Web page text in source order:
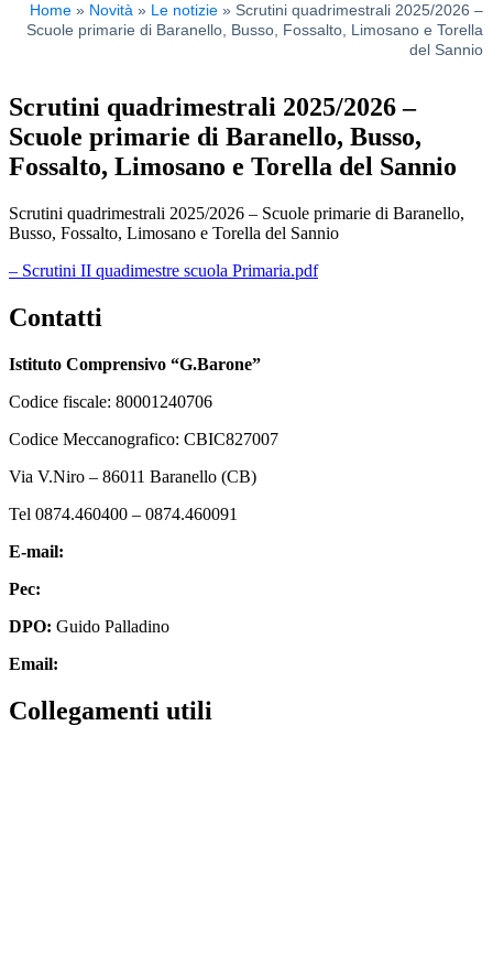
Home Novità Le notizie
Scrutini quadrimestrali 2025/2026 –
Scuole primarie di Baranello, Busso, Fossalto, Limosano e Torella
del Sannio
Scrutini quadrimestrali 2025/2026 –
Scuole primarie di Baranello, Busso,
Fossalto, Limosano e Torella del Sannio
Scrutini quadrimestrali 2025/2026 – Scuole primarie di Baranello,
Busso, Fossalto, Limosano e Torella del Sannio
– Scrutini II quadimestre scuola Primaria.pdf
Contatti
Istituto Comprensivo “G.Barone”
Codice fiscale: 80001240706
Codice Meccanografico: CBIC827007
Via V.Niro – 86011 Baranello (CB)
Tel 0874.460400 – 0874.460091
E-mail:
Pec:
DPO: Guido Palladino
Email:
Collegamenti utili